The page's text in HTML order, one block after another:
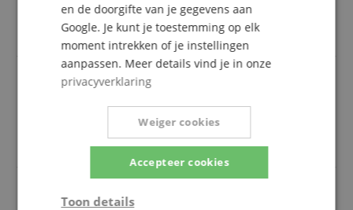
The bank arrived broken. They could solve that
problem packing well. The quality is ok for the price.
Beoordeling doorMichaelop 29.06.2026
Deze beoordeling is automatisch vertaald. Originele taal
geverifieerde aankoop
en de doorgifte van je gegevens aan
Google. Je kunt je toestemming op elk
moment intrekken of je instellingen
aanpassen. Meer details vind je in onze
privacyverklaring
Accepteer cookies
Weiger cookies
Toon details